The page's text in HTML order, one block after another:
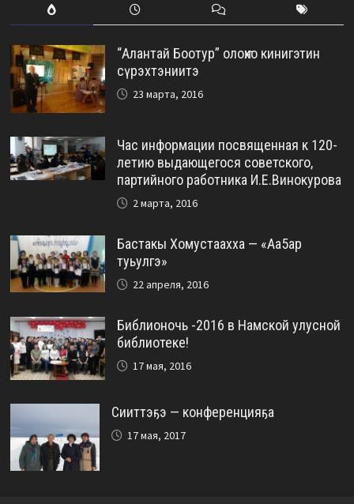
“Алантай Боотур” олоҥхо кинигэтин
сүрэхтэниитэ
23 марта, 2016
Час информации посвященная к 120-
летию выдающегося советского,
партийного работника И.Е.Винокурова
2 марта, 2016
Бастакы Хомустаахха — «Аа5ар
туьулгэ»
22 апреля, 2016
Библионочь -2016 в Намской улусной
библиотеке!
17 мая, 2016
Сииттэҕэ — конференцияҕа
17 мая, 2017